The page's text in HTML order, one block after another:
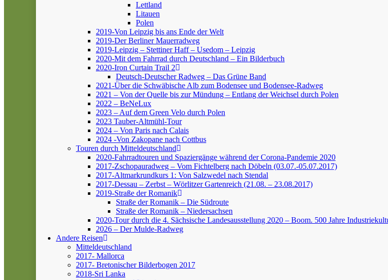
Lettland
Litauen
Polen
2019-Von Leipzig bis ans Ende der Welt
2019-Der Berliner Mauerradweg
2019-Leipzig – Stettiner Haff – Usedom – Leipzig
2020-Mit dem Fahrrad durch Deutschland – Ein Bilderbuch
2020-Iron Curtain Trail 2
Deutsch-Deutscher Radweg – Das Grüne Band
2021-Über die Schwäbische Alb zum Bodensee und Bodensee-Radweg
2021 – Von der Quelle bis zur Mündung – Entlang der Weichsel durch Polen
2022 – BeNeLux
2023 – Auf dem Green Velo durch Polen
2023 Tauber-Altmühl-Tour
2024 – Von Paris nach Calais
2024 -Von Zakopane nach Cottbus
Touren durch Mitteldeutschland
2020-Fahrradtouren und Spaziergänge während der Corona-Pandemie 2020
2017-Zschopauradweg – Vom Fichtelberg nach Döbeln (03.07.-05.07.2017)
2017-Altmarkrundkurs 1: Von Salzwedel nach Stendal
2017-Dessau – Zerbst – Wörlitzer Gartenreich (21.08. – 23.08.2017)
2019-Straße der Romanik
Straße der Romanik – Die Südroute
Straße der Romanik – Niedersachsen
2020-Tour durch die 4. Sächsische Landesausstellung 2020 – Boom. 500 Jahre
2026 – Der Mulde-Radweg
Andere Reisen
Mitteldeutschland
2017- Mallorca
2017- Bretonischer Bilderbogen 2017
2018-Sri Lanka